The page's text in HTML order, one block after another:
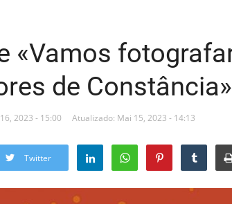
«Vamos
de Constância»
2023 - 15:00 Atualizado: Mai 15, 2023 - 14:13
Twitter